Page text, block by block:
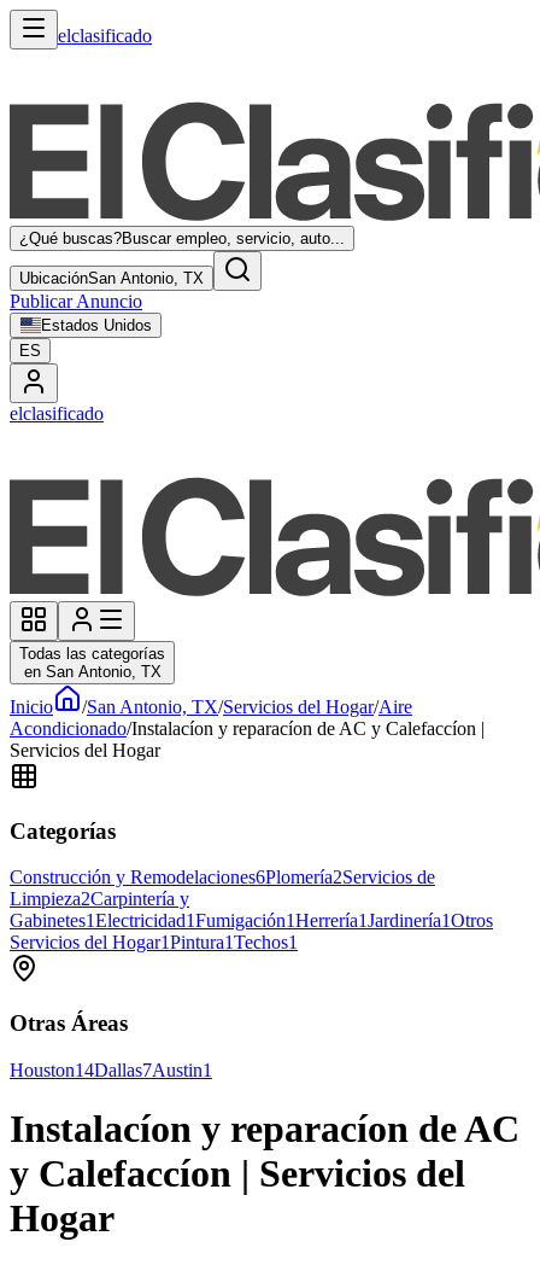
elclasificado
¿Qué buscas?Buscar empleo, servicio, auto...
UbicaciónSan Antonio, TX
Publicar Anuncio
Estados Unidos
ES
elclasificado
Todas las categorías
en San Antonio, TX
Inicio /San Antonio, TX/Servicios del Hogar/Aire
Acondicionado/Instalacíon y reparacíon de AC y Calefaccíon |
Servicios del Hogar
Categorías
Construcción y Remodelaciones6Plomería2Servicios de
Limpieza2Carpintería y
Gabinetes1Electricidad1Fumigación1Herrería1Jardinería1Otros
Servicios del Hogar1Pintura1Techos1
Otras Áreas
Houston14Dallas7Austin1
Instalacíon y reparacíon de AC
y Calefaccíon | Servicios del
Hogar